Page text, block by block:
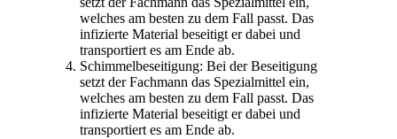
welches am besten zu dem Fall passt. Das
infizierte Material beseitigt er dabei und
transportiert es am Ende ab.
Schimmelbeseitigung: Bei der Beseitigung
setzt der Fachmann das Spezialmittel ein,
welches am besten zu dem Fall passt. Das
infizierte Material beseitigt er dabei und
transportiert es am Ende ab.